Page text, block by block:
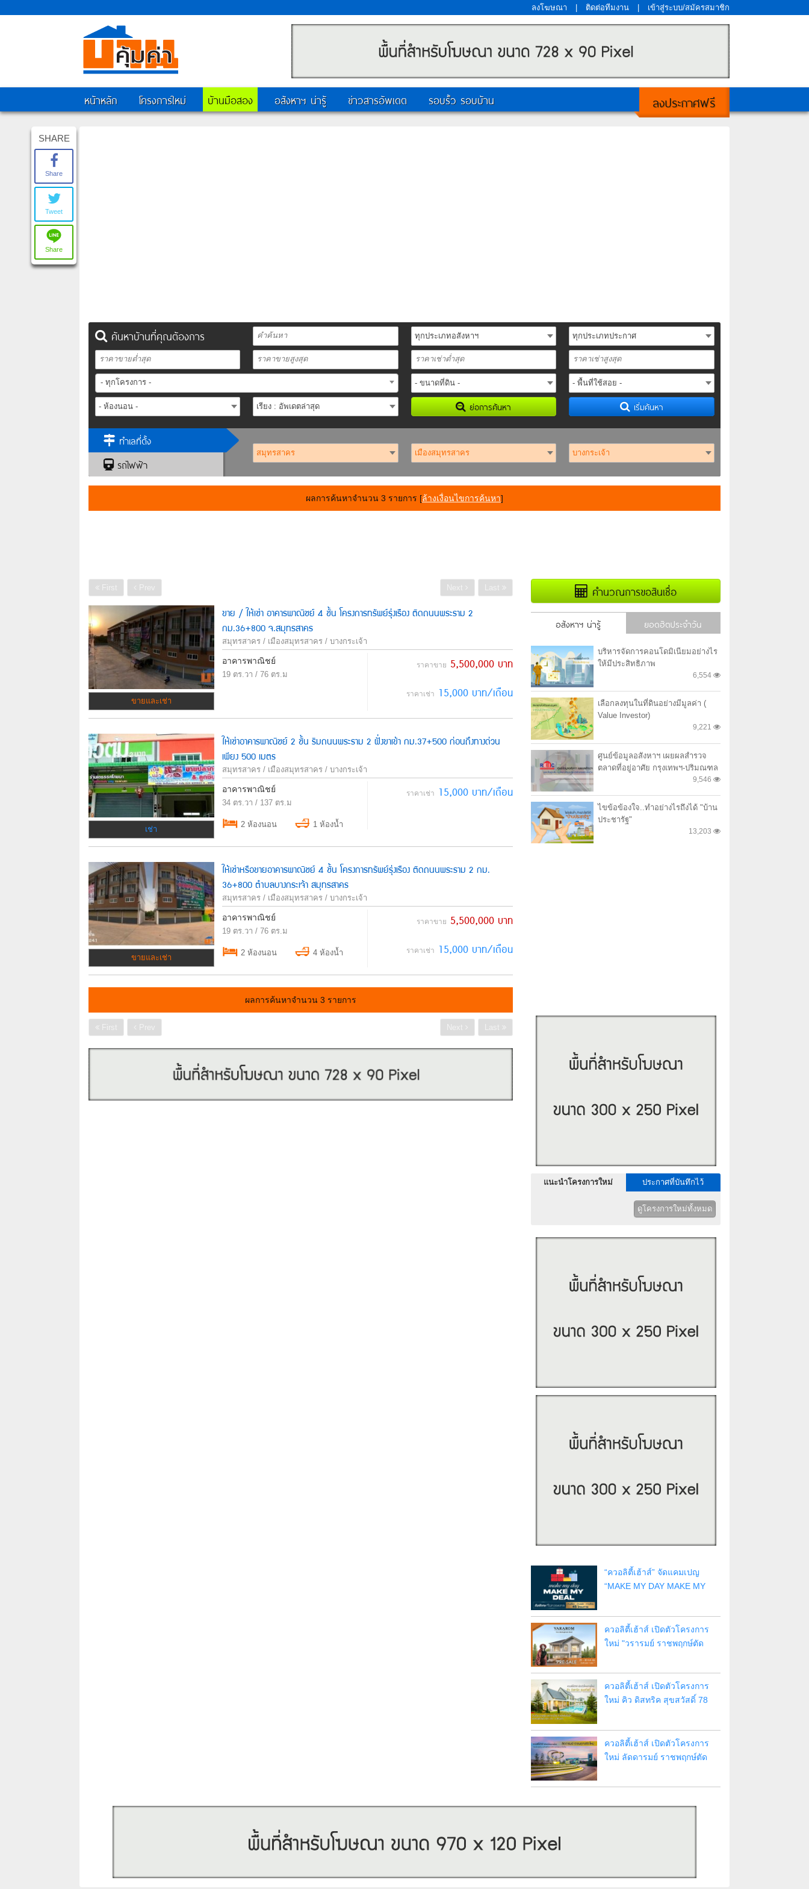
ลงโฆษณา ติดต่อทีมงาน เข้าสู่ระบบ/สมัครสมาชิก
หน้าหลัก โครงการใหม่ บ้านมือสอง อสังหาฯ น่ารู้ ข่าวสารอัพเดต รอบรั้ว รอบบ้าน ลงประกาศฟรี
ค้นหาบ้านที่คุณต้องการ
- ทุกโครงการ -
ย่อการค้นหา เริ่มค้นหา
ทำเลที่ตั้ง
รถไฟฟ้า
ผลการค้นหาจำนวน 3 รายการ [ล้างเงื่อนไขการค้นหา]
First Prev Last
Next
ขายและเช่า
ขาย / ให้เช่า อาคารพาณิชย์ 4 ชั้น โครงการทรัพย์รุ่งเรือง ติดถนนพระราม 2
กม.36+800 จ.สมุทรสาคร
สมุทรสาคร / เมืองสมุทรสาคร / บางกระเจ้า
อาคารพาณิชย์
19 ตร.วา / 76 ตร.ม
ราคาขาย 5,500,000 บาท
ราคาเช่า 15,000 บาท/เดือน
เช่า
ให้เช่าอาคารพาณิชย์ 2 ชั้น ริมถนนพระราม 2 ฝั่งขาเข้า กม.37+500 ก่อนถึงทางด่วน
เพียง 500 เมตร
สมุทรสาคร / เมืองสมุทรสาคร / บางกระเจ้า
อาคารพาณิชย์
34 ตร.วา / 137 ตร.ม
2 ห้องนอน 1 ห้องน้ำ
ราคาเช่า 15,000 บาท/เดือน
ขายและเช่า
ให้เช่าหรือขายอาคารพาณิชย์ 4 ชั้น โครงการทรัพย์รุ่งเรือง ติดถนนพระราม 2 กม.
36+800 ตำบลบางกระเจ้า สมุทรสาคร
สมุทรสาคร / เมืองสมุทรสาคร / บางกระเจ้า
อาคารพาณิชย์
19 ตร.วา / 76 ตร.ม
2 ห้องนอน 4 ห้องน้ำ
ราคาขาย 5,500,000 บาท
ราคาเช่า 15,000 บาท/เดือน
ผลการค้นหาจำนวน 3 รายการ
First Prev Last
Next
คำนวณการขอสินเชื่อ
อสังหาฯ น่ารู้ ยอดฮิตประจำวัน
บริหารจัดการคอนโดมิเนียมอย่างไร
ให้มีประสิทธิภาพ
6,554
เลือกลงทุนในที่ดินอย่างมีมูลค่า (
Value Investor)
9,221
ศูนย์ข้อมูลอสังหาฯ เผยผลสำรวจ
ตลาดที่อยู่อาศัย กรุงเทพฯ-ปริมณฑล
9,546
ไขข้อข้องใจ..ทำอย่างไรถึงได้ "บ้าน
ประชารัฐ"
13,203
แนะนำโครงการใหม่ ประกาศที่บันทึกไว้
ดูโครงการใหม่ทั้งหมด
“ควอลิตี้เฮ้าส์” จัดแคมเปญ
“MAKE MY DAY MAKE MY
เชียงใหม่
ควอลิตี้เฮ้าส์ เปิดตัวโครงการ
ใหม่ "วรารมย์ ราชพฤกษ์ตัด
ราชพฤกษ์ เปิดจองรอบ Pre-
Sale วันที่ 29 - 30 ก.ค. 66 รับ
ส่วนลด 1 แสน
ควอลิตี้เฮ้าส์ เปิดตัวโครงการ
ใหม่ คิว ดิสทริค สุขสวัสดิ์ 78
อนาคต
ควอลิตี้เฮ้าส์ เปิดตัวโครงการ
ใหม่ ลัดดารมย์ ราชพฤกษ์ตัด
ศักยภาพติดถนนราชพฤกษ์ตัด
SHARE
Share
Tweet
Share